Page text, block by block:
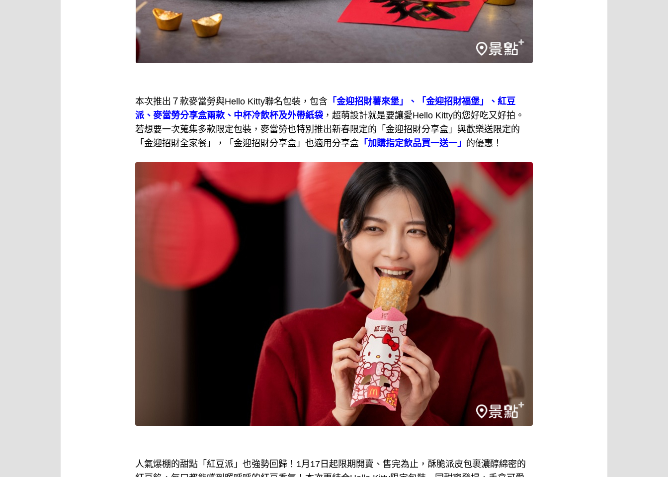
本次推出７款麥當勞與Hello Kitty聯名包裝，包含 「金迎招財薯來堡」、「金迎招財福堡」、紅豆
派、麥當勞分享盒兩款、中杯冷飲杯及外帶紙袋，超萌設計就是要讓愛Hello Kitty的您好吃又好拍。
若想要一次蒐集多款限定包裝，麥當勞也特別推出新春限定的「金迎招財分享盒」與歡樂送限定的
「金迎招財全家餐」，「金迎招財分享盒」也適用分享盒 「加購指定飲品買一送一」 的優惠！
人氣爆棚的甜點「紅豆派」也強勢回歸！1月17日起限期開賣、售完為止，酥脆派皮包裹濃醇綿密的